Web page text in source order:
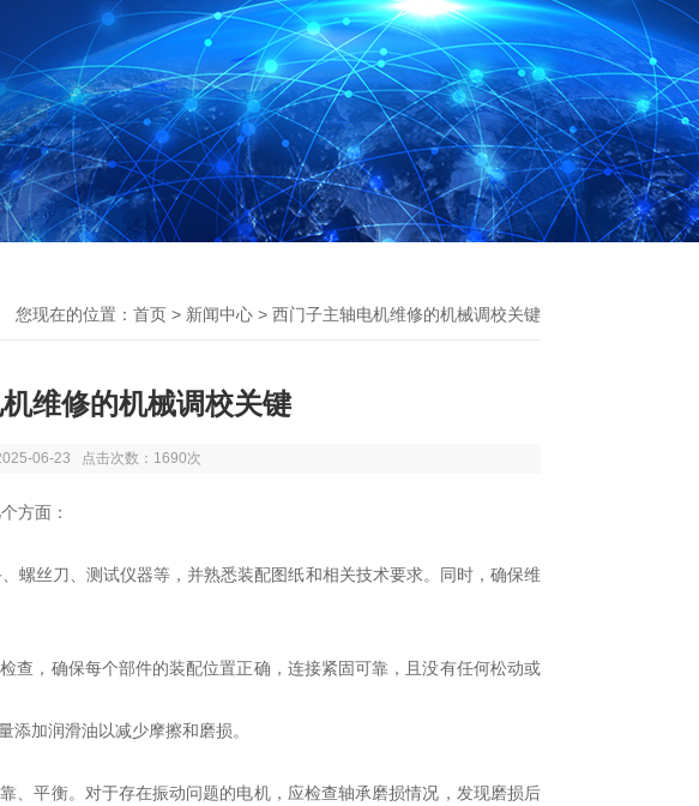
您现在的位置： 首页 > 新闻中心 > 西门子主轴电机维修的机械调校关键
维修的机械调校关键
06-23 点击次数：1690次
方面：
丝刀、测试仪器等，并熟悉装配图纸和相关技术要求。同时，确保维
，确保每个部件的装配位置正确，连接紧固可靠，且没有任何松动或
加润滑油以减少摩擦和磨损。
平衡。对于存在振动问题的电机，应检查轴承磨损情况，发现磨损后